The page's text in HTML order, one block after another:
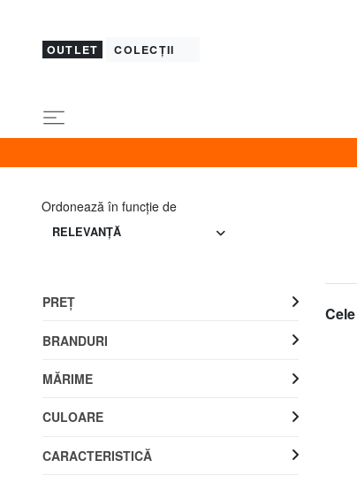
OUTLET COLECȚII
Ordonează în funcţie de
RELEVANŢĂ
PREŢ
BRANDURI
MĂRIME
CULOARE
CARACTERISTICĂ